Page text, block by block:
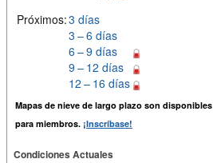
Próximos:3 días
3 – 6 días
6 – 9 días
9 – 12 días
12 – 16 días
Mapas de nieve de largo plazo son disponibles
para miembros. ¡Inscríbase!
Condiciones Actuales